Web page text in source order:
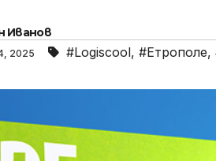
Иванов
2025 #Logiscool, #Етрополе,